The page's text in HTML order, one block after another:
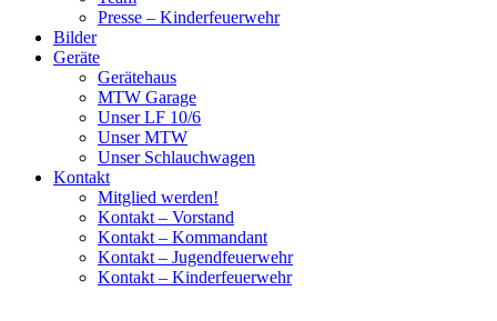
Presse – Kinderfeuerwehr
Bilder
Geräte
Gerätehaus
MTW Garage
Unser LF 10/6
Unser MTW
Unser Schlauchwagen
Kontakt
Mitglied werden!
Kontakt – Vorstand
Kontakt – Kommandant
Kontakt – Jugendfeuerwehr
Kontakt – Kinderfeuerwehr